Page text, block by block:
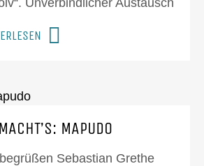
Unverbindlicher Austausch
MAPUDO
Sebastian Grethe